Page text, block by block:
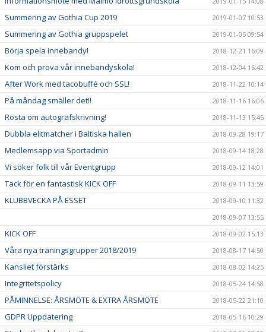
Summering av Gothia Cup 2019 2019-01-07 10:53
Summering av Gothia gruppspelet 2019-01-05 09:54
Börja spela innebandy! 2018-12-21 16:09
Kom och prova vår innebandyskola! 2018-12-04 16:42
After Work med tacobuffé och SSL! 2018-11-22 10:14
På måndag smäller det!! 2018-11-16 16:06
Rösta om autografskrivning! 2018-11-13 15:45
Dubbla elitmatcher i Baltiska hallen 2018-09-28 19:17
Medlemsapp via Sportadmin 2018-09-14 18:28
Vi söker folk till vår Eventgrupp 2018-09-12 14:01
Tack för en fantastisk KICK OFF 2018-09-11 13:59
KLUBBVECKA PÅ ESSET
2018-09-10 11:32
2018-09-07 13:55
KICK OFF 2018-09-02 15:13
Våra nya träningsgrupper 2018/2019 2018-08-17 14:50
Kansliet förstärks 2018-08-02 14:25
Integritetspolicy 2018-05-24 14:58
PÅMINNELSE: ÅRSMÖTE & EXTRA ÅRSMÖTE 2018-05-22 21:10
GDPR Uppdatering 2018-05-16 10:29